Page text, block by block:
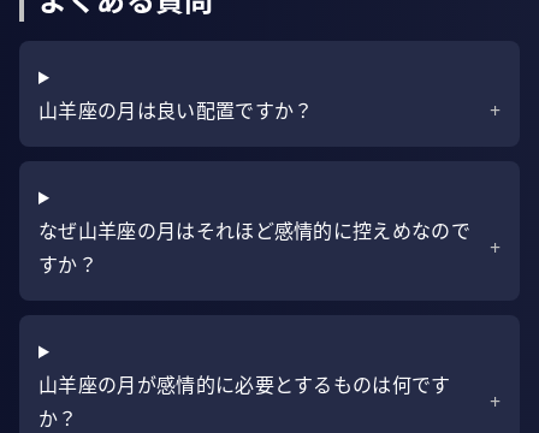
山羊座の月は良い配置ですか？ +
なぜ山羊座の月はそれほど感情的に控えめなので
すか？
+
山羊座の月が感情的に必要とするものは何です
か？
+